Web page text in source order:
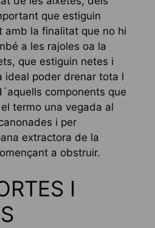
que estiguin
amb la finalitat que no hi
a les rajoles oa la
que estiguin netes i
ideal poder drenar tota l
components que
termo una vegada al
i per
extractora de la
a obstruir.
I